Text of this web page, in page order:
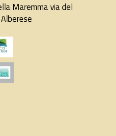
Maremma via del